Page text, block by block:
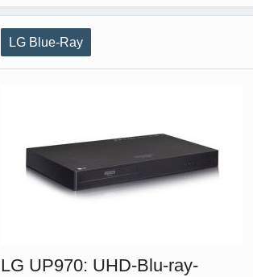
LG Blue-Ray
LG UP970: UHD-Blu-ray-